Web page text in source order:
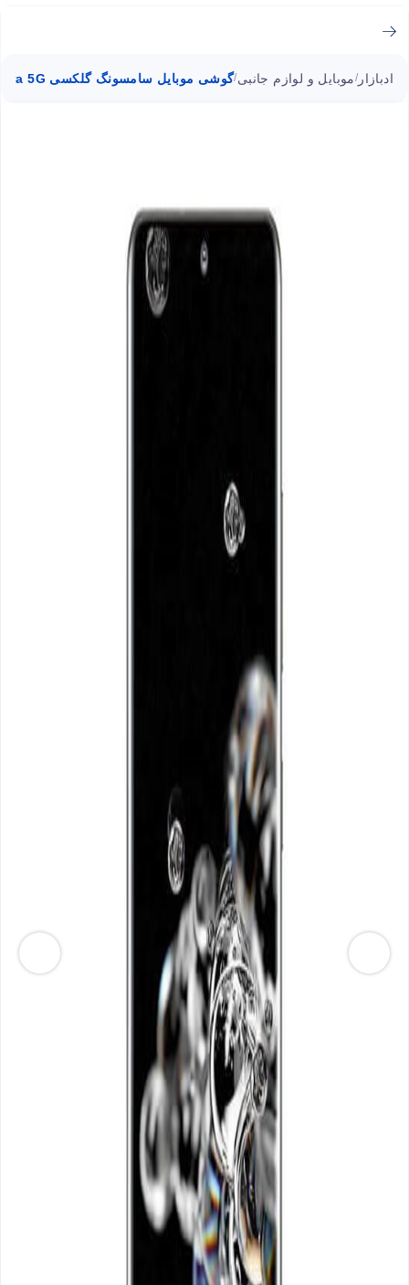
ادبازار /موبایل و لوازم جانبی/گوشی موبایل سامسونگ گلکسی S20 Ultra 5G دو سیم کارت ظرفیت 128 گیگابایت